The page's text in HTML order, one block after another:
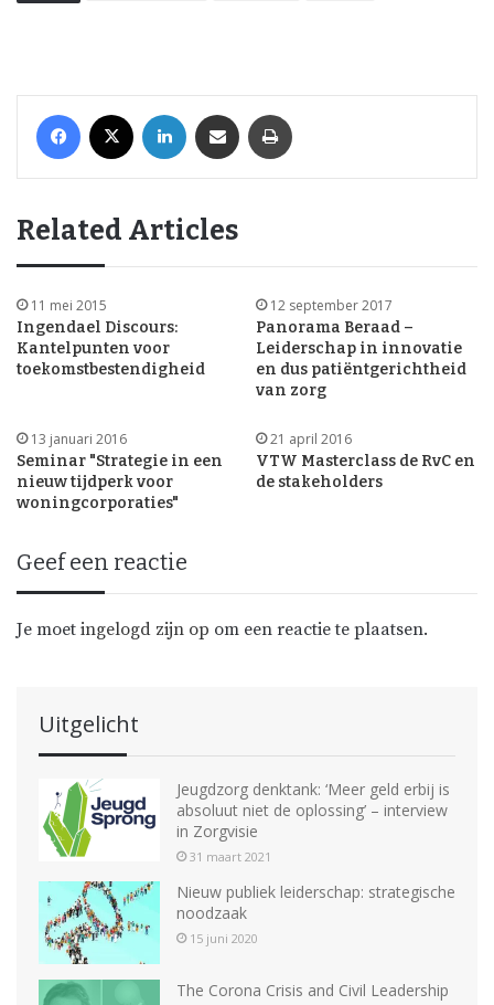
Related Articles
11 mei 2015
Ingendael Discours:
Kantelpunten voor
toekomstbestendigheid
12 september 2017
Panorama Beraad –
Leiderschap in innovatie
en dus patiëntgerichtheid
van zorg
13 januari 2016
Seminar "Strategie in een
nieuw tijdperk voor
woningcorporaties"
21 april 2016
VTW Masterclass de RvC en
de stakeholders
Geef een reactie
Je moet ingelogd zijn op om een reactie te plaatsen.
Uitgelicht
Jeugdzorg denktank: ‘Meer geld erbij is
absoluut niet de oplossing’ – interview
in Zorgvisie
31 maart 2021
Nieuw publiek leiderschap: strategische
noodzaak
15 juni 2020
The Corona Crisis and Civil Leadership